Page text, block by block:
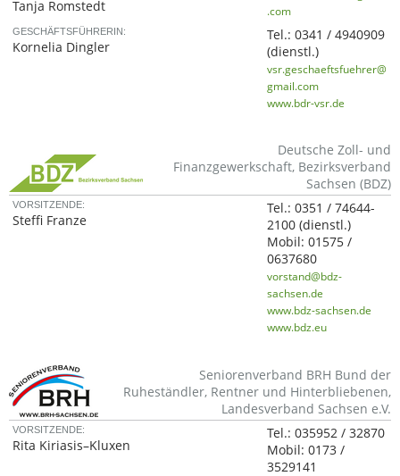
Tanja Romstedt
.com
GESCHÄFTSFÜHRERIN:
Kornelia Dingler
Tel.:0341 / 4940909
(dienstl.)
vsr.geschaeftsfuehrer@
gmail.com
www.bdr-vsr.de
Deutsche Zoll- und
Finanzgewerkschaft, Bezirksverband
Sachsen (BDZ)
VORSITZENDE:
Steffi Franze
Tel.:0351 / 74644-
2100(dienstl.)
Mobil:01575 /
0637680
vorstand@bdz-
sachsen.de
www.bdz-sachsen.de
www.bdz.eu
Seniorenverband BRH Bund der
Ruheständler, Rentner und Hinterbliebenen,
Landesverband Sachsen e.V.
VORSITZENDE:
Rita Kiriasis–Kluxen
Tel.:035952 / 32870
Mobil:0173 /
3529141